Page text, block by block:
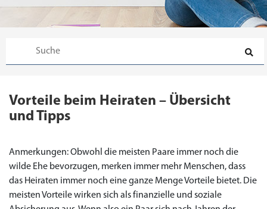
Vorteile beim Heiraten – Übersicht
und Tipps
Anmerkungen: Obwohl die meisten Paare immer noch die
wilde Ehe bevorzugen, merken immer mehr Menschen, dass
das Heiraten immer noch eine ganze Menge Vorteile bietet. Die
meisten Vorteile wirken sich als finanzielle und soziale